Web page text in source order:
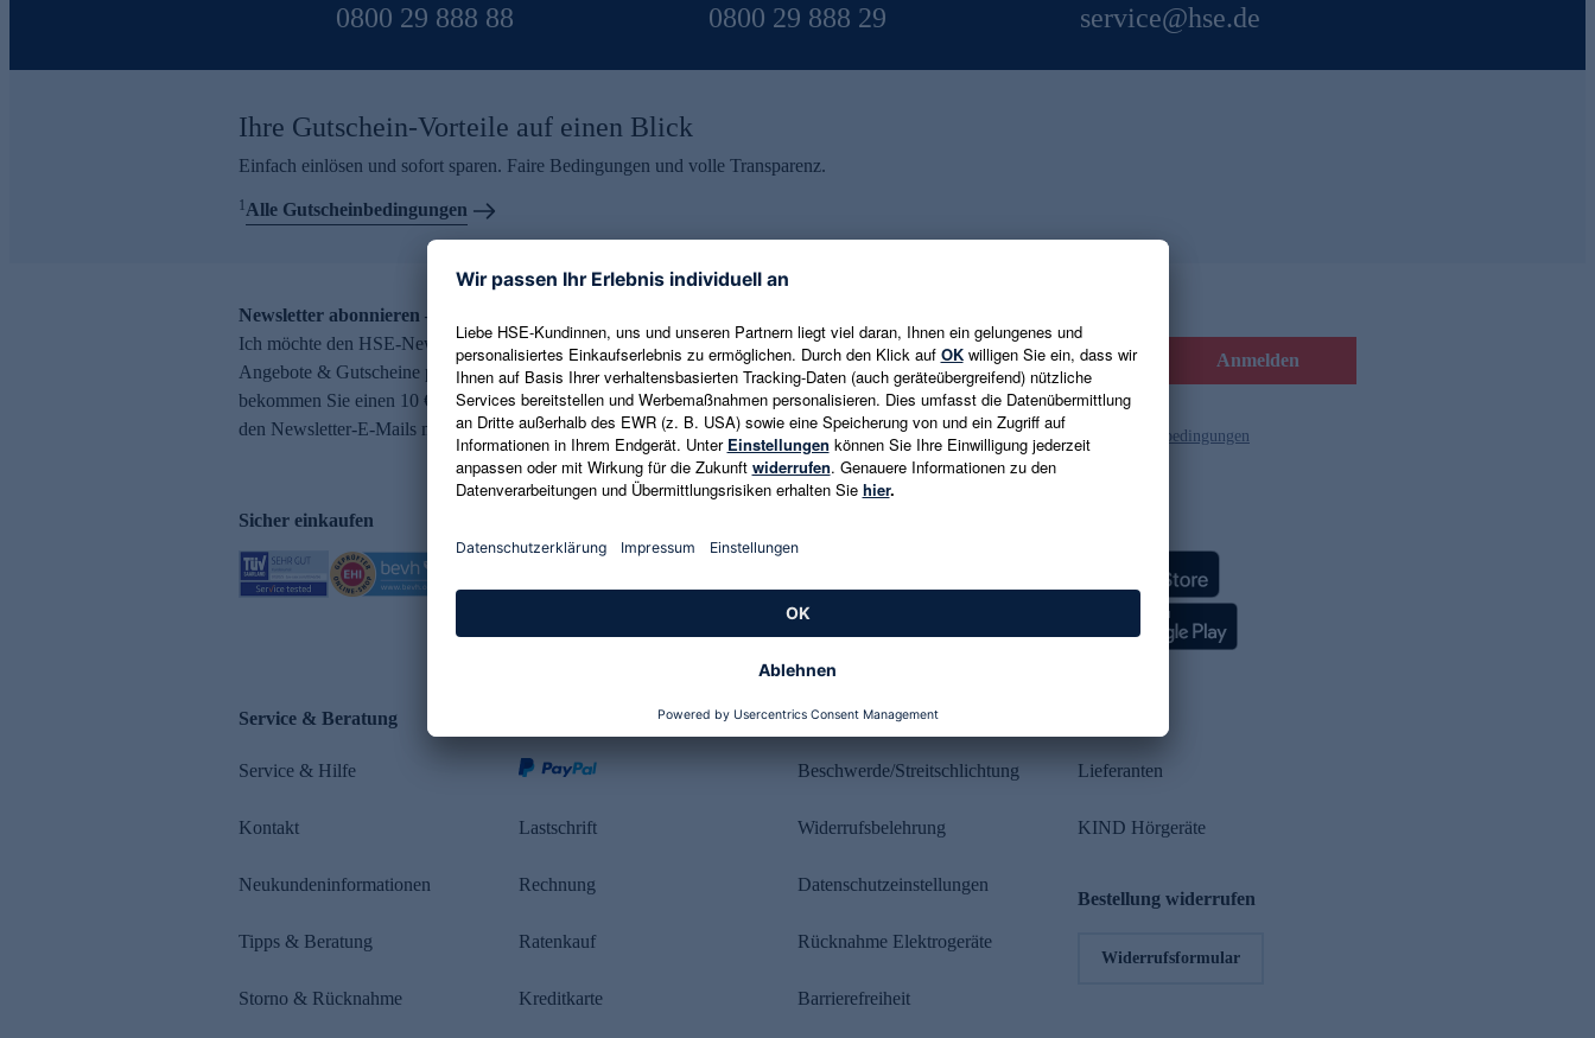
0800 29 888 88 0800 29 888 29 service@hse.de
Ihre Gutschein-Vorteile auf einen Blick
Einfach einlösen und sofort sparen. Faire Bedingungen und volle Transparenz.
1Alle Gutscheinbedingungen
Newsletter abonnieren – 10 € Gutschein erhalten
Ich möchte den HSE-Newsletter abonnieren und aktuelle Trends,
Angebote & Gutscheine per E-Mail erhalten. Als Dankeschön
bekommen Sie einen 10 € Gutschein. Eine Abmeldung ist jederzeit in
den Newsletter-E-Mails möglich.
E-Mail-Adresse eingeben Anmelden
Es gelten die Datenschutzrichtlinien und die Gutscheinbedingungen
Sicher einkaufen
Service & Beratung
Service & Hilfe
Kontakt
Neukundeninformationen
Tipps & Beratung
Storno & Rücknahme
Lastschrift
Rechnung
Ratenkauf
Kreditkarte
Rechtliches
Beschwerde/Streitschlichtung
Widerrufsbelehrung
Datenschutzeinstellungen
Rücknahme Elektrogeräte
Barrierefreiheit
Lieferanten
KIND Hörgeräte
Bestellung widerrufen
Widerrufsformular